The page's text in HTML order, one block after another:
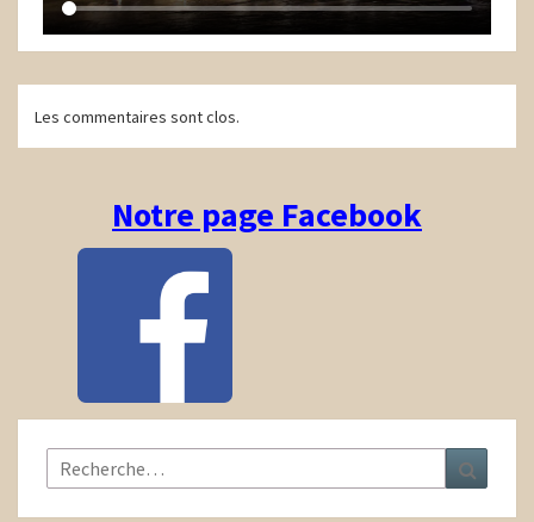
Navigation
d'article
Les commentaires sont clos.
Notre page Facebook
Rechercher :